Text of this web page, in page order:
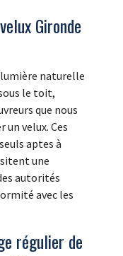
Gironde
naturelle
le toit,
que nous
velux. Ces
aptes à
une
autorités
avec les
régulier de